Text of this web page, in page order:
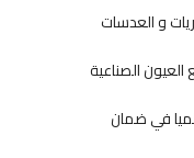
و العدسات
الصناعية
في ضمان